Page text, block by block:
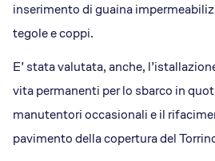
inserimento di guaina
tegole e coppi.
E’ stata valutata, anche,
vita permanenti per lo sbarco in
manutentori occasionali e il
pavimento della copertura del